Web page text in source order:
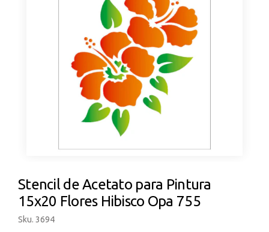
Stencil de Acetato para Pintura
15x20 Flores Hibisco Opa 755
Sku. 3694